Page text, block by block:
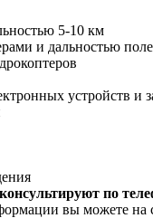
5-10 км
и дальностью
устройств и
по
вы можете на